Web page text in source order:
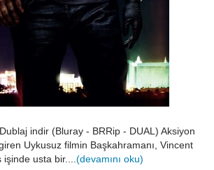
indir (Bluray - BRRip - DUAL) Aksiyon
Uykusuz filmin Başkahramanı, Vincent
işinde usta bir.... (devamını oku)